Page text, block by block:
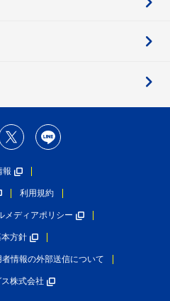
報
利用規約
メディアポリシー
方針
者情報の外部送信について
株式会社